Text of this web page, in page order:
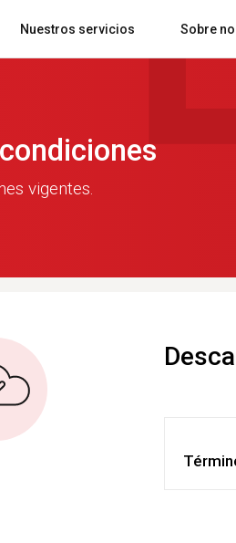
Nuestros servicios
en
Sobre
vigentes.